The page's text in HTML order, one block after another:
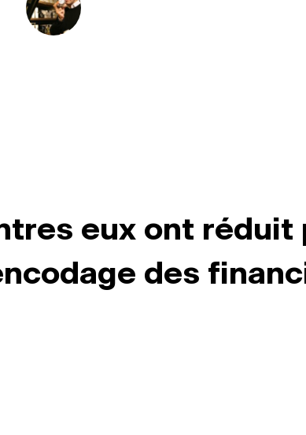
eux ont réduit
des